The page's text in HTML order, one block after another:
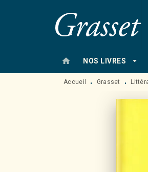
MENU
home NOS LIVRES arrow_drop_down
Accueil • Grasset •